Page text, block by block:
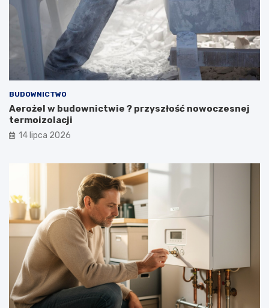
BUDOWNICTWO
Aerożel w budownictwie ? przyszłość nowoczesnej
termoizolacji
14 lipca 2026